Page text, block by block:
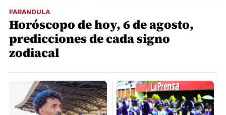
FARANDULA
Horóscopo de hoy, 6 de agosto,
predicciones de cada signo
zodiacal